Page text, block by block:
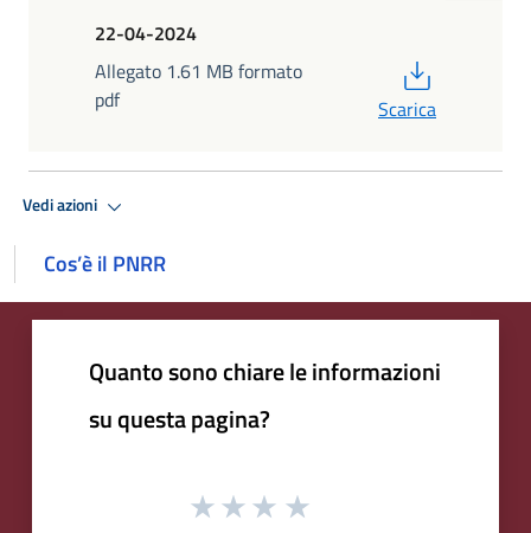
22-04-2024
Allegato 1.61 MB formato
pdf
Scarica
Vedi azioni
Cos’è il PNRR
Quanto sono chiare le informazioni
su questa pagina?